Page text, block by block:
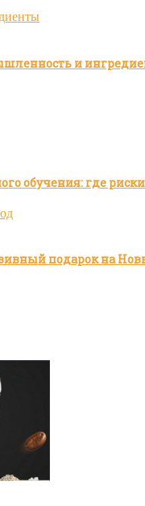
и
обучения: где
подарок на